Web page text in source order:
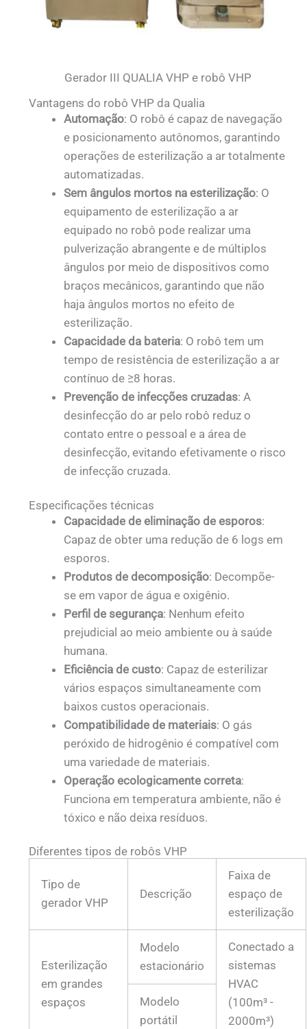
Gerador III QUALIA VHP e robô VHP
Vantagens do robô VHP da Qualia
Automação: O robô é capaz de navegação
e posicionamento autônomos, garantindo
operações de esterilização a ar totalmente
automatizadas.
Sem ângulos mortos na esterilização: O
equipamento de esterilização a ar
equipado no robô pode realizar uma
pulverização abrangente e de múltiplos
ângulos por meio de dispositivos como
braços mecânicos, garantindo que não
haja ângulos mortos no efeito de
esterilização.
Capacidade da bateria: O robô tem um
tempo de resistência de esterilização a ar
contínuo de ≥8 horas.
Prevenção de infecções cruzadas: A
desinfecção do ar pelo robô reduz o
contato entre o pessoal e a área de
desinfecção, evitando efetivamente o risco
de infecção cruzada.
Especificações técnicas
Capacidade de eliminação de esporos:
Capaz de obter uma redução de 6 logs em
esporos.
Produtos de decomposição: Decompõe-
se em vapor de água e oxigênio.
Perfil de segurança: Nenhum efeito
prejudicial ao meio ambiente ou à saúde
humana.
Eficiência de custo: Capaz de esterilizar
vários espaços simultaneamente com
baixos custos operacionais.
Compatibilidade de materiais: O gás
peróxido de hidrogênio é compatível com
uma variedade de materiais.
Operação ecologicamente correta:
Funciona em temperatura ambiente, não é
tóxico e não deixa resíduos.
Diferentes tipos de robôs VHP
Tipo de
gerador VHP
Descrição
Faixa de
espaço de
esterilização
Esterilização
em grandes
espaços
Modelo
estacionário
Conectado a
sistemas
HVAC
(100m³ -
2000m³)
Modelo
portátil